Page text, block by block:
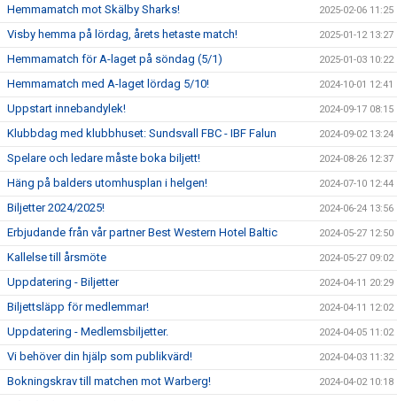
Hemmamatch mot Skälby Sharks! 2025-02-06 11:25
Visby hemma på lördag, årets hetaste match! 2025-01-12 13:27
Hemmamatch för A-laget på söndag (5/1) 2025-01-03 10:22
Hemmamatch med A-laget lördag 5/10! 2024-10-01 12:41
Uppstart innebandylek! 2024-09-17 08:15
Klubbdag med klubbhuset: Sundsvall FBC - IBF Falun 2024-09-02 13:24
Spelare och ledare måste boka biljett! 2024-08-26 12:37
Häng på balders utomhusplan i helgen! 2024-07-10 12:44
Biljetter 2024/2025! 2024-06-24 13:56
Erbjudande från vår partner Best Western Hotel Baltic 2024-05-27 12:50
Kallelse till årsmöte 2024-05-27 09:02
Uppdatering - Biljetter 2024-04-11 20:29
Biljettsläpp för medlemmar! 2024-04-11 12:02
Uppdatering - Medlemsbiljetter. 2024-04-05 11:02
Vi behöver din hjälp som publikvärd! 2024-04-03 11:32
Bokningskrav till matchen mot Warberg! 2024-04-02 10:18